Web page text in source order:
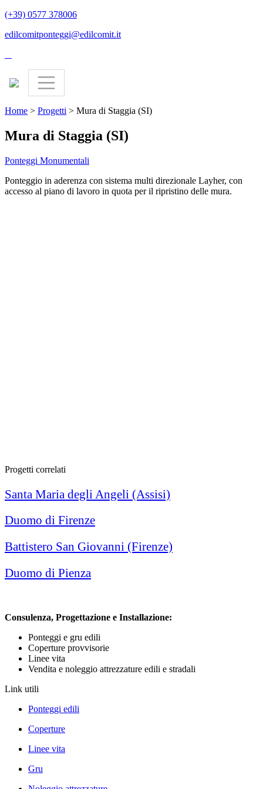
(+39) 0577 378006
edilcomitponteggi@edilcomit.it
Home > Progetti > Mura di Staggia (SI)
Mura di Staggia (SI)
Ponteggi Monumentali
Ponteggio in aderenza con sistema multi direzionale Layher, con
accesso al piano di lavoro in quota per il ripristino delle mura.
Progetti correlati
Santa Maria degli Angeli (Assisi)
Duomo di Firenze
Battistero San Giovanni (Firenze)
Duomo di Pienza
Consulenza, Progettazione e Installazione:
Ponteggi e gru edili
Coperture provvisorie
Linee vita
Vendita e noleggio attrezzature edili e stradali
Link utili
Ponteggi edili
Coperture
Linee vita
Gru